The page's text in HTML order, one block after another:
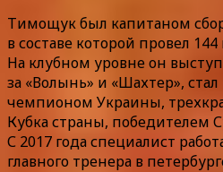
Тимощук был капитаном
в составе которой провел 144
На клубном уровне он
за «Волынь» и «Шахтер»,
чемпионом Украины,
Кубка страны, победителем
С 2017 года специалист
главного тренера в